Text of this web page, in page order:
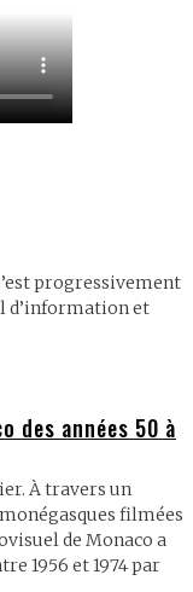
progressivement
d’information et
des années 50 à
À travers un
filmées
de Monaco a
1956 et 1974 par